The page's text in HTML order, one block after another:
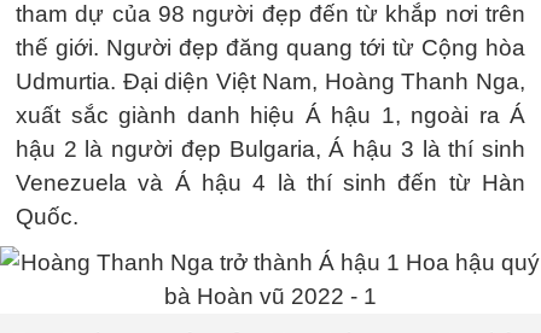
tham dự của 98 người đẹp đến từ khắp nơi trên
thế giới. Người đẹp đăng quang tới từ Cộng hòa
Udmurtia. Đại diện Việt Nam, Hoàng Thanh Nga,
xuất sắc giành danh hiệu Á hậu 1, ngoài ra Á
hậu 2 là người đẹp Bulgaria, Á hậu 3 là thí sinh
Venezuela và Á hậu 4 là thí sinh đến từ Hàn
Quốc.